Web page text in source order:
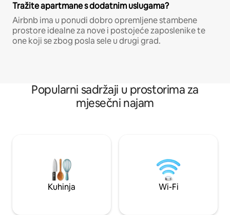
Tražite apartmane s dodatnim uslugama?
Airbnb ima u ponudi dobro opremljene stambene
prostore idealne za nove i postojeće zaposlenike te
one koji se zbog posla sele u drugi grad.
Popularni sadržaji u prostorima za
mjesečni najam
Kuhinja Wi-Fi